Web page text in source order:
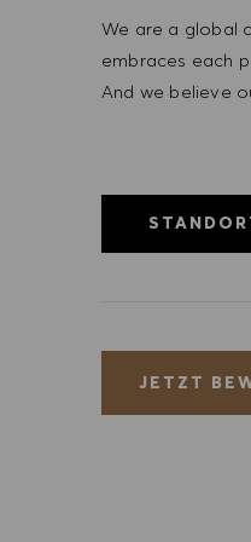
We are a global
embraces each
And we believe
JETZT